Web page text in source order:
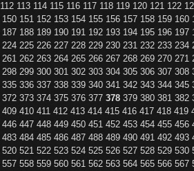
112 113 114 115 116 117 118 119 120 121 122
150 151 152 153 154 155 156 157 158 159 160
187 188 189 190 191 192 193 194 195 196 197
224 225 226 227 228 229 230 231 232 233 234
261 262 263 264 265 266 267 268 269 270 271
298 299 300 301 302 303 304 305 306 307 308
335 336 337 338 339 340 341 342 343 344 345
372 373 374 375 376 377 378 379 380 381 382
409 410 411 412 413 414 415 416 417 418 419
446 447 448 449 450 451 452 453 454 455 456
483 484 485 486 487 488 489 490 491 492 493
520 521 522 523 524 525 526 527 528 529 530
557 558 559 560 561 562 563 564 565 566 567